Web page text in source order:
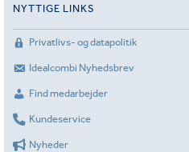
NYTTIGE LINKS
Privatlivs- og datapolitik
Idealcombi Nyhedsbrev
Find medarbejder
Kundeservice
Nyheder